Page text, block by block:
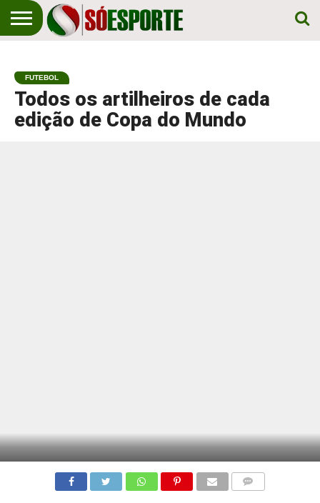
EM
PRIMEIRO
LUGAR!
ESPORTE
FUTEBOL
Todos os artilheiros de cada
edição de Copa do Mundo